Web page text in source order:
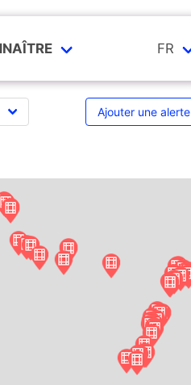
FR
Ajouter une alerte